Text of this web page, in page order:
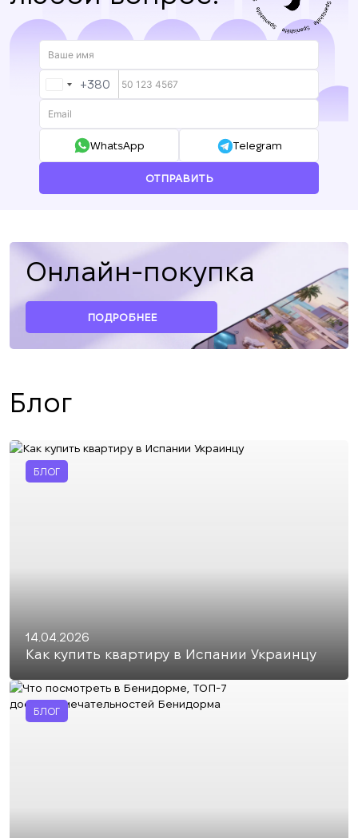
UKRAINE
+380
+380
WhatsApp Telegram
ОТПРАВИТЬ
Онлайн-покупка
ПОДРОБНЕЕ
Блог
БЛОГ
14.04.2026
Как купить квартиру в Испании Украинцу
БЛОГ